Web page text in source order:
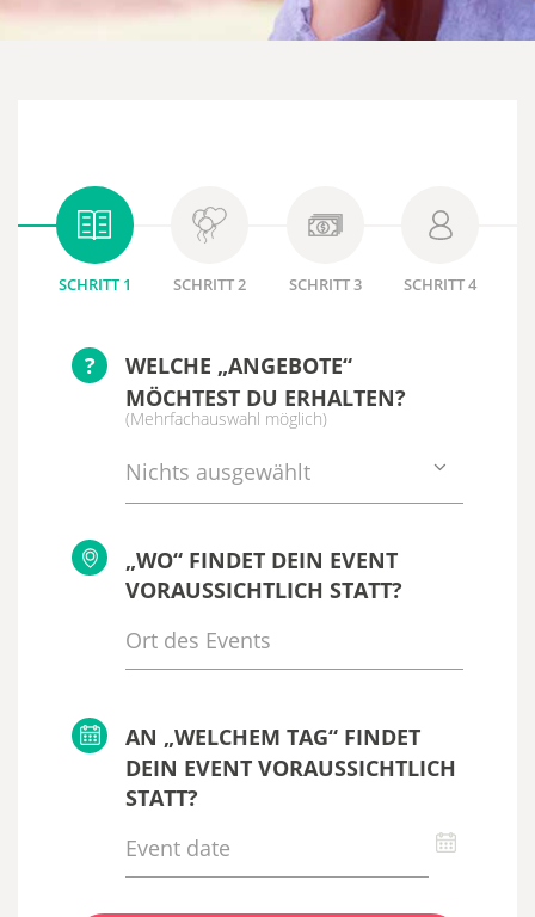
SCHRITT 1 SCHRITT 2 SCHRITT 3 SCHRITT 4
?
WELCHE „ANGEBOTE“
MÖCHTEST DU ERHALTEN?
(Mehrfachauswahl möglich)
Nichts ausgewählt
„WO“ FINDET DEIN EVENT
VORAUSSICHTLICH STATT?
AN „WELCHEM TAG“ FINDET
DEIN EVENT VORAUSSICHTLICH
STATT?